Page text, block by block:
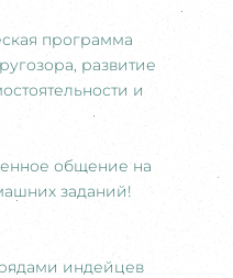
программа
развитие
и
общение на
заданий!
индейцев